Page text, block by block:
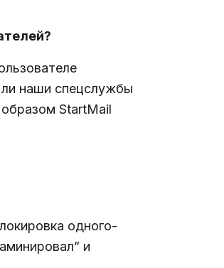
наши спецслужбы
StartMail
одного-
и